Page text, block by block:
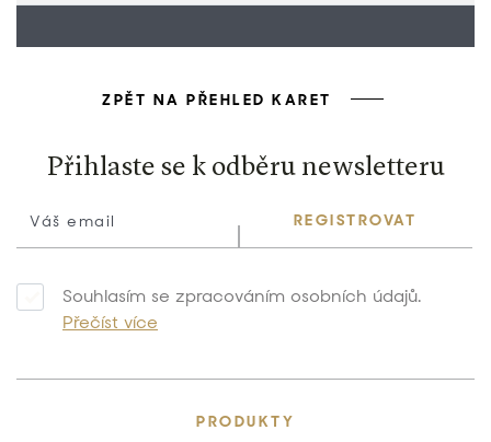
ZPĚT NA PŘEHLED KARET
Přihlaste se k odběru newsletteru
REGISTROVAT
Souhlasím se zpracováním osobních údajů.
Přečíst více
PRODUKTY